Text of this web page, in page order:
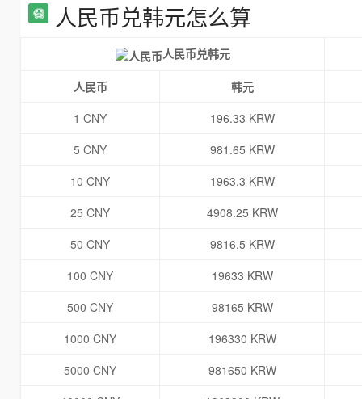
人民币兑韩元怎么算
人民币兑韩元
人民币
韩元
1 CNY
196.33 KRW
5 CNY
981.65 KRW
10 CNY
1963.3 KRW
25 CNY
4908.25 KRW
50 CNY
9816.5 KRW
100 CNY
19633 KRW
500 CNY
98165 KRW
1000 CNY
196330 KRW
5000 CNY
981650 KRW